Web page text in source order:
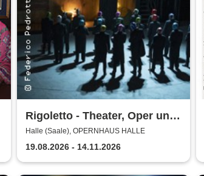
Rigoletto - Theater, Oper und
Orchester Halle
Halle (Saale), OPERNHAUS HALLE
19.08.2026 - 14.11.2026